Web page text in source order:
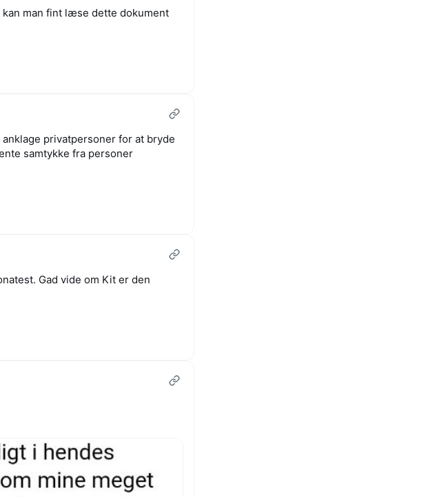
man fint læse dette dokument
privatpersoner for at bryde
samtykke fra personer
Gad vide om Kit er den